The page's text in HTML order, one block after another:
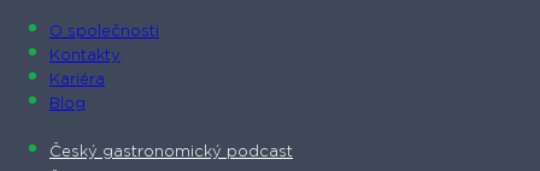
O společnosti​
Kontakty
Kariéra
Blog
Český gastronomický podcast​